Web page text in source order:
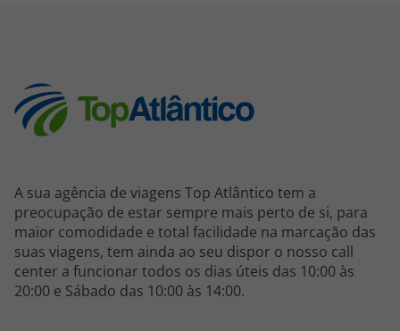
A sua agência de viagens Top Atlântico tem a
preocupação de estar sempre mais perto de si, para
maior comodidade e total facilidade na marcação das
suas viagens, tem ainda ao seu dispor o nosso call
center a funcionar todos os dias úteis das 10:00 às
20:00 e Sábado das 10:00 às 14:00.